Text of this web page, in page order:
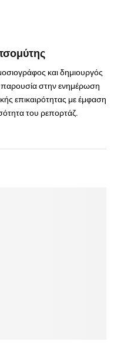
και δημιουργός
στην ενημέρωση
επικαιρότητας με έμφαση
του ρεπορτάζ.